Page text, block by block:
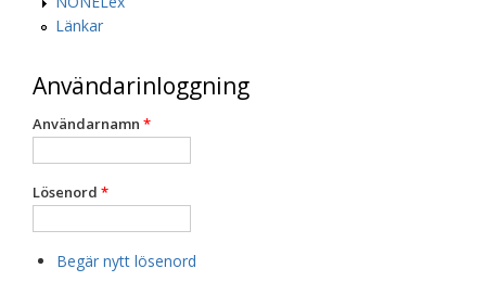
Länkar
Användarinloggning
Användarnamn *
Lösenord *
Begär nytt lösenord